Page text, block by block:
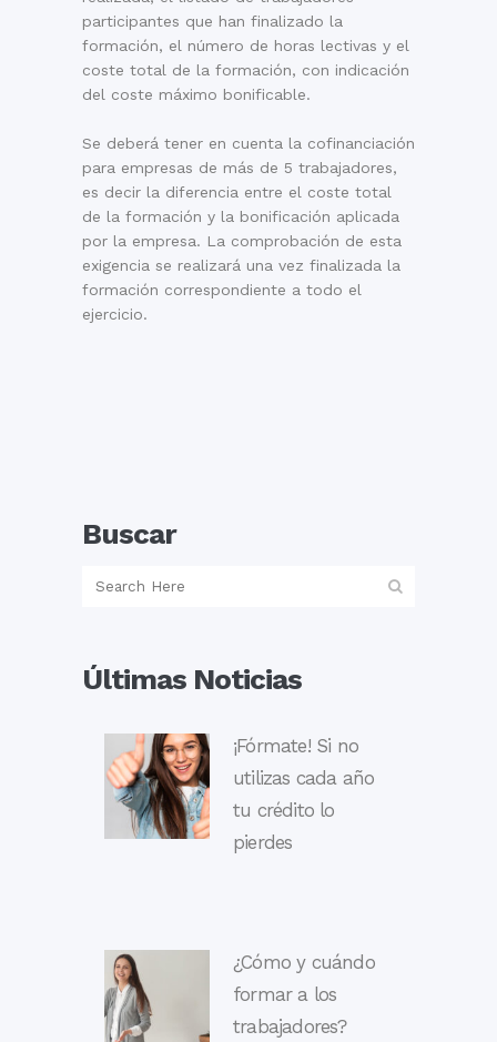
participantes que han finalizado la
formación, el número de horas lectivas y el
coste total de la formación, con indicación
del coste máximo bonificable.
Se deberá tener en cuenta la cofinanciación
para empresas de más de 5 trabajadores,
es decir la diferencia entre el coste total
de la formación y la bonificación aplicada
por la empresa. La comprobación de esta
exigencia se realizará una vez finalizada la
formación correspondiente a todo el
ejercicio.
Buscar
Últimas Noticias
¡Fórmate! Si no
utilizas cada año
tu crédito lo
pierdes
¿Cómo y cuándo
formar a los
trabajadores?